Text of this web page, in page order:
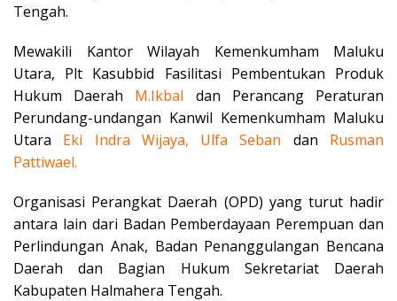
Tengah.
Mewakili Kantor Wilayah Kemenkumham Maluku
Utara, Plt Kasubbid Fasilitasi Pembentukan Produk
Hukum Daerah M.Ikbal dan Perancang Peraturan
Perundang-undangan Kanwil Kemenkumham Maluku
Utara Eki Indra Wijaya, Ulfa Seban dan Rusman
Pattiwael.
Organisasi Perangkat Daerah (OPD) yang turut hadir
antara lain dari Badan Pemberdayaan Perempuan dan
Perlindungan Anak, Badan Penanggulangan Bencana
Daerah dan Bagian Hukum Sekretariat Daerah
Kabupaten Halmahera Tengah.